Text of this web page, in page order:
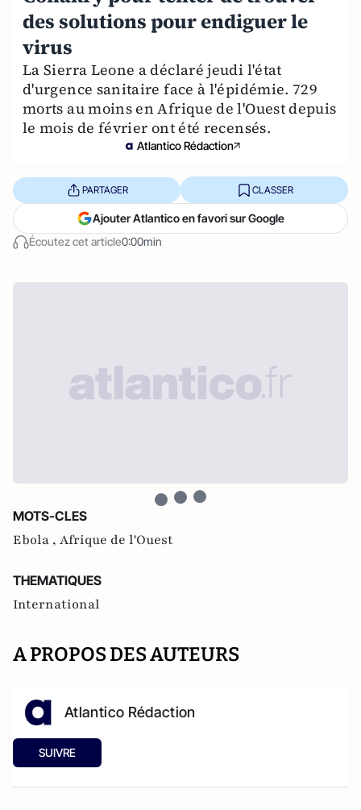
des solutions pour endiguer le
virus
La Sierra Leone a déclaré jeudi l'état
d'urgence sanitaire face à l'épidémie. 729
morts au moins en Afrique de l'Ouest depuis
le mois de février ont été recensés.
Atlantico Rédaction
Écoutez cet article0:00min
PARTAGER CLASSER
Ajouter Atlantico en favori sur Google
MOTS-CLES
Ebola , Afrique de l'Ouest
THEMATIQUES
International
A PROPOS DES AUTEURS
Atlantico Rédaction
SUIVRE